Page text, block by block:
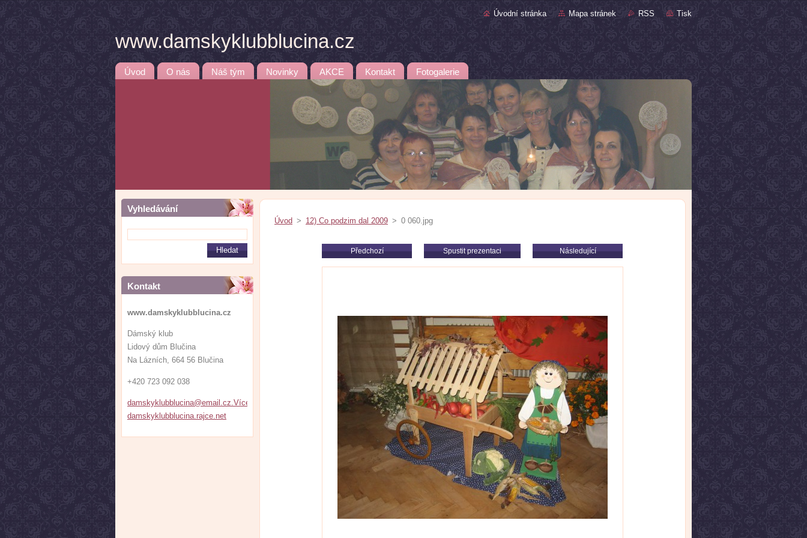
Úvodní stránka Mapa stránek RSS Tisk
www.damskyklubblucina.cz
Úvod O nás Náš tým Novinky AKCE Kontakt Fotogalerie
Vyhledávání
Kontakt
www.damskyklubblucina.cz
Dámský klub
Lidový dům Blučina
Na Lázních, 664 56 Blučina
+420 723 092 038
damskyklubblucina@email.cz.VíceFOTEKznašichakcína-
damskyklubblucina.rajce.net
Úvod > 12) Co podzim dal 2009 > 0 060.jpg
Předchozí Spustit prezentaci Následující